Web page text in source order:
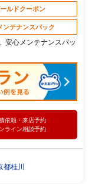
ルドクーポン
ンテナンスパック
安心メンテナンスパッ
依頼・ 来店予約
ライン相談予約
桂川